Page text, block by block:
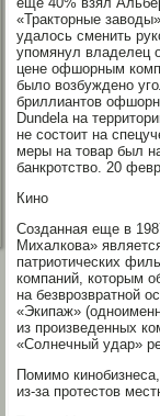
«Тракторные
удалось сменить
упомянул владелец
цене офшорным
было возбуждено
бриллиантов
Dundela на
не состоит на
меры на товар был
банкротство. 20
Кино
Созданная еще в
Михалкова»
патриотических
компаний, которым
на безврозвратной
«Экипаж»
из произведенных
«Солнечный удар»
Помимо
из-за протестов